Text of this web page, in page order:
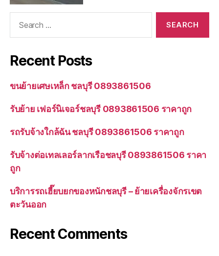
Recent Posts
ขนย้ายเศษเหล็ก ชลบุรี 0893861506
รับย้าย เฟอร์นิเจอร์ชลบุรี 0893861506 ราคาถูก
รถรับจ้างใกล้ฉัน ชลบุรี 0893861506 ราคาถูก
รับจ้างต่อเทลเลอร์ลากเรือชลบุรี 0893861506 ราคา
ถูก
บริการรถเฮี๊ยบยกของหนักชลบุรี – ย้ายเครื่องจักรเขต
ตะวันออก
Recent Comments